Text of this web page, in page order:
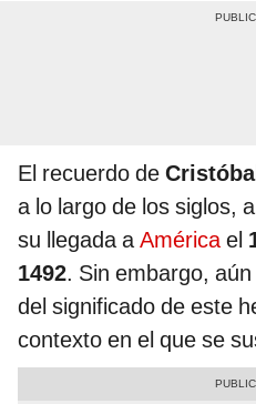
El recuerdo de
a lo largo de los siglos,
su llegada aAméricael
1492. Sin embargo,
del significado de este
contexto en el que se